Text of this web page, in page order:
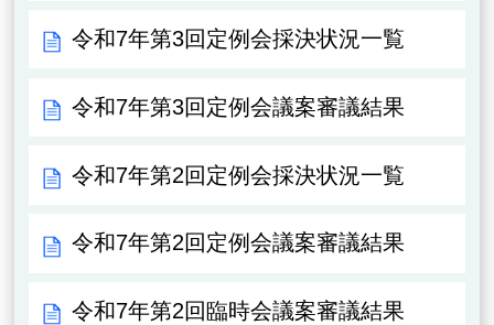
令和7年第3回定例会採決状況一覧
令和7年第3回定例会議案審議結果
令和7年第2回定例会採決状況一覧
令和7年第2回定例会議案審議結果
令和7年第2回臨時会議案審議結果